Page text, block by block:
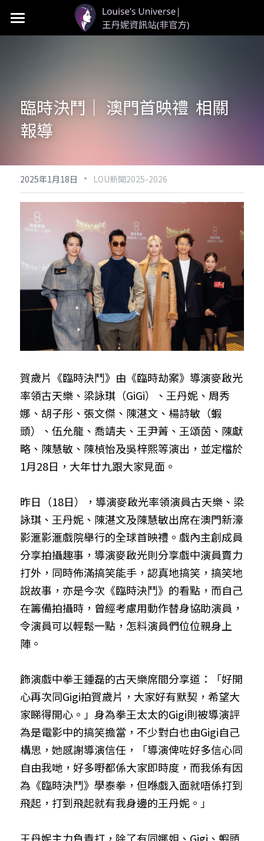
首頁
LOU影視
臨時決鬥｜ 澳門首映禮  相關
報導
2025年1月18日 · LOU新聞2025-2026
賀歲片《臨時決鬥》由《臨時劫案》導演麥啟光
率領古天樂、梁詠琪（GiGi）、王丹妮、周秀
娜、胡子彤、張文傑、陳湛文、楊詩敏（蝦
頭）、伍允龍、喬靖夫、王尹菁、王頌茵、陳獻
略、陳慧敏、陳楨怡及吳梓熙等演出，並定檔於
1月28日，大年廿九跟大家見面。
昨日（18日），導演麥啟光率領演員古天樂、梁
詠琪、王丹妮、陳湛文及陳慧敏出席在澳門新濠
影滙影滙戲院舉行的全球首映禮。戲內主創成員
分享拍攝趣事，導演麥啟光則分享戲中演員賣力
打外，同時佈滿搞笑能手，認真地搞笑，搞笑地
說故事，亦是今次《臨時決鬥》的看點，而自己
在籌備拍攝時，曾經考慮用動作替身協助演員，
令演員可以輕鬆一點，怎料演員們位位親身上
陣。
飾演戲中拳王鍾磊的古天樂席間分享道：「好開
心再次同Gigi拍賀歲片，大家好有默契，希望大
家睇得開心。」身為拳王太太的Gigi則被導演評
為是電影中的搞笑擔當，不少對白也由Gigi自己
構思，她感謝導演信任，「導演俾咗好多信心同
自由我哋，好多嘢都係大家即時度，而我係有因
為《臨時決鬥》學泰拳，但喺戲入面就唔係打到
飛起，打到飛起就有我身邊的王丹妮。」